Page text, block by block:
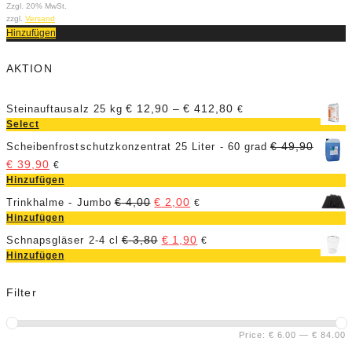
Zzgl. 20% MwSt.
zzgl. Versand
Hinzufügen
AKTION
Steinauftausalz 25 kg € 12,90 –€ 412,80 €
Select
Scheibenfrostschutzkonzentrat 25 Liter - 60 grad €49,90
€ 39,90 €
Hinzufügen
Trinkhalme - Jumbo €4,00 € 2,00 €
Hinzufügen
Schnapsgläser 2-4 cl €3,80 € 1,90 €
Hinzufügen
Filter
Price: € 6.00 —€ 84.00